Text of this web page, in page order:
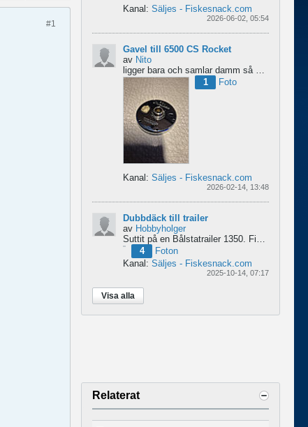
#1
Kanal: Säljes - Fiskesnack.com
2026-06-02, 05:54
Gavel till 6500 CS Rocket
av Nito
1
Foto
Kanal: Säljes - Fiskesnack.com
2026-02-14, 13:48
Dubbdäck till trailer
av Hobbyholger
Suttit på en Bålstatrailer 1350. Finns i Spånga men kan transporteras mot Linköping. 500kr
4
Foton
Kanal: Säljes - Fiskesnack.com
2025-10-14, 07:17
Visa alla
Relaterat